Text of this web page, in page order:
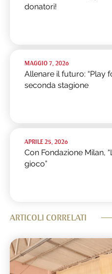
donatori!
MAGGIO 7, 2026
Allenare il futuro: “Play
seconda stagione
APRILE 25, 2026
Con Fondazione Milan,
gioco”
ARTICOLI CORRELATI